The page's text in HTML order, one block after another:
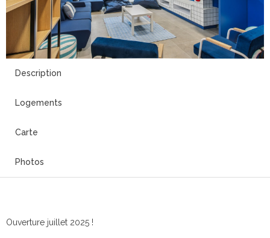
Description
Logements
Carte
Photos
Ouverture juillet 2025 !